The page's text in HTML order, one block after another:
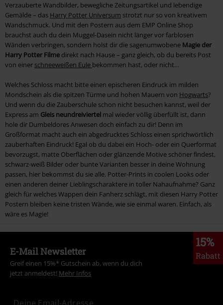
Verzauberte Wandbilder, bewegliche Zeitungsartikel und lebendige
Gemälde – das Harry Potter Universum strotzt nur so von kreativem
Wandschmuck. Und mit den Postern aus dem EMP Online Shop
brauchst auch du dein Muggel-Dasein nicht länger vor farblosen
Wänden verbringen, sondern holst dir die sagenumwobene Magie der
Harry Potter Filme direkt nach Hause – ganz gleich, ob du bereits Post
von einer schneeweißen Eule bekommen hast, oder nicht…
Welches Schloss macht bitte einen epischeren Eindruck im milden
Mondschein als die spitzen Türme und hohen Mauern von Hogwarts?
Und wenn du die Zauberschule schon nicht besuchen kannst, weil der
Express am Gleis neundreiviertel mal wieder völlig überfüllt ist, dann
hole dir Dumbeldores Anwesen doch einfach zu dir! Denn im
Großformat macht auch ein abgedrucktes Schloss einen sprichwörtlich
zauberhaften Eindruck! Egal ob du dabei ein Hoch- oder ein Querformat
bevorzugst, matte Oberflächen oder glänzende Motive schöner findest,
schwarz-weiß Bilder oder bunte Varianten besser in deine Wohnung
passen, hier bekommst du sie alle. Potter-Prints in coolen Looks oder
einen anderen deiner Lieblingscharaktere in toller Nahaufnahme? Ganz
gleich für welches Wappen dein Fanherz schlägt, mit diesen Harry Potter
Postern bleiben keine tristen Wände, wie sie einmal waren. Einfach, als
wäre es Magie!
15%
Rabatt
E-Mail Newsletter
Greif einen 15%* Gutschein ab, wenn du dich
jetzt anmeldest! Mehr Infos